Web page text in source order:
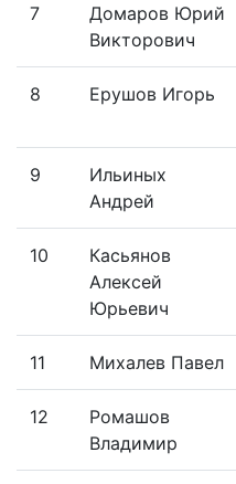
7
Домаров Юрий
Викторович
8 Ерушов Игорь
9
Ильиных
Андрей
10
Касьянов
Алексей
Юрьевич
11 Михалев Павел
12
Ромашов
Владимир